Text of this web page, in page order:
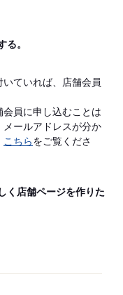
る。
ていれば、店舗会員
員に申し込むことは
ールアドレスが分か
こちらをご覧くださ
く店舗ページを作りた